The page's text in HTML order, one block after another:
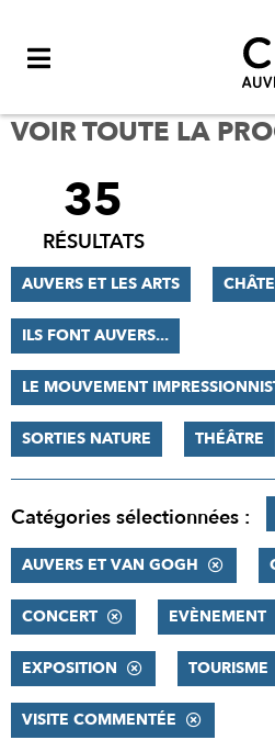
VOIR TOUTE LA
FILTRER
RÉSULTATS
35
RÉSULTATS
AUVERS ET LES ARTS
ILS FONT AUVERS...
LE MOUVEMENT
SORTIES NATURE THÉÂTRE
Catégories sélectionnées :
AUVERS ET VAN GOGH
CONCERT EVÈNEMENT
EXPOSITION TOURISME
VISITE COMMENTÉE